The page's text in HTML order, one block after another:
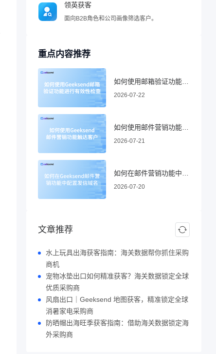
领英获客
面向B2B角色和公司画像筛选客户。
重点内容推荐
2026-07-22
2026-07-21
2026-07-20
文章推荐
水上玩具出海获客指南：海关数据帮你抓住采购
商机
宠物冰垫出口如何精准获客？海关数据锁定全球
优质采购商
风扇出口｜Geeksend 地图获客，精准锁定全球
消暑家电采购商
防晒帽出海旺季获客指南：借助海关数据锁定海
外采购商